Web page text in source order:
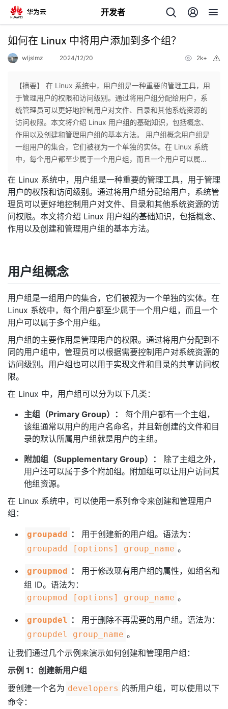
开发者
返
个
人
页
我
开
发
我
的
博
客
我
的
论
坛
我
的
圈
子
我
的
直
播
我
的
活
动
我
的
关
注
我
者
堂
程
认
证
的
实
我
的
支
支
持
声
建
如何在 Linux 中将用户添加到多个组？
wljslmz 2024/12/20 2k+
【摘要】 在 Linux 系统中，用户组是一种重要的管理工具，用
于管理用户的权限和访问级别。通过将用户组分配给用户，系
统管理员可以更好地控制用户对文件、目录和其他系统资源的
访问权限。本文将介绍 Linux 用户组的基础知识，包括概念、
作用以及创建和管理用户组的基本方法。 用户组概念用户组是
一组用户的集合，它们被视为一个单独的实体。在 Linux 系统
中，每个用户都至少属于一个用户组，而且一个用户可以属...
在 Linux 系统中，用户组是一种重要的管理工具，用于管理
用户的权限和访问级别。通过将用户组分配给用户，系统管
理员可以更好地控制用户对文件、目录和其他系统资源的访
问权限。本文将介绍 Linux 用户组的基础知识，包括概念、
作用以及创建和管理用户组的基本方法。
用户组概念
用户组是一组用户的集合，它们被视为一个单独的实体。在
Linux 系统中，每个用户都至少属于一个用户组，而且一个
用户可以属于多个用户组。
用户组的主要作用是管理用户的权限。通过将用户分配到不
同的用户组中，管理员可以根据需要控制用户对系统资源的
访问级别。用户组也可以用于实现文件和目录的共享访问权
限。
在 Linux 中，用户组可以分为以下几类：
主组（Primary Group）：
每个用户都有一个主组，
该组通常以用户的用户名命名，并且新创建的文件和目
录的默认所属用户组就是用户的主组。
附加组（Supplementary Group）：
除了主组之外，
用户还可以属于多个附加组。附加组可以让用户访问其
他组资源。
在 Linux 系统中，可以使用一系列命令来创建和管理用户
组：
groupadd ： 用于创建新的用户组。语法为：
groupadd [options] group_name 。
groupmod ：
用于修改现有用户组的属性，如组名和
组 ID。语法为：
groupmod [options] group_name 。
groupdel ： 用于删除不再需要的用户组。语法为：
groupdel group_name 。
让我们通过几个示例来演示如何创建和管理用户组：
示例 1：创建新用户组
要创建一个名为 developers 的新用户组，可以使用以下
命令：